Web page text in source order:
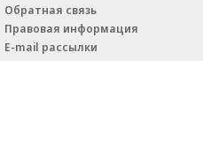
Обратная связь
Правовая информация
E-mail рассылки